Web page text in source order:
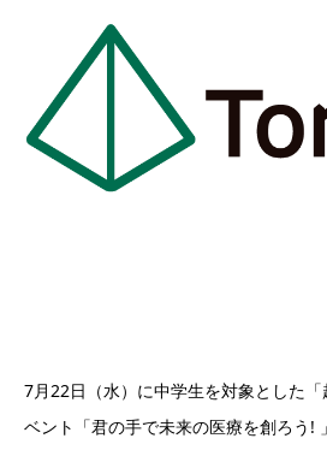
7月22日（水）に中学生を対象とした
ベント「君の手で未来の医療を創ろう!